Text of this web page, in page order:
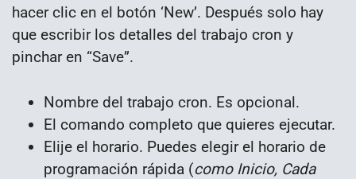
hacer clic en el botón ‘New’. Después solo hay
que escribir los detalles del trabajo cron y
pinchar en “Save”.
Nombre del trabajo cron. Es opcional.
El comando completo que quieres ejecutar.
Elije el horario. Puedes elegir el horario de
programación rápida (como Inicio, Cada